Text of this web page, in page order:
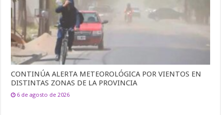
CONTINÚA ALERTA METEOROLÓGICA POR VIENTOS EN
DISTINTAS ZONAS DE LA PROVINCIA
6 de agosto de 2026